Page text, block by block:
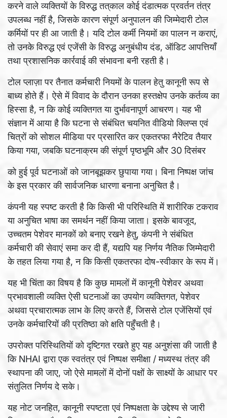
करने वाले व्यक्तियों के विरुद्ध तत्‌काल कोई दंडात्मक प्रवर्तन तंत्र
उपलब्ध नहीं है, जिसके कारण संपूर्ण अनुपालन की जिम्मेदारी टोल
कर्मियों पर ही आ जाती है। यदि टोल कर्मी नियमों का पालन न कराएं,
तो उनके विरुद्ध एवं एजेंसी के विरुद्ध अनुबंधीय दंड, ऑडिट आपत्तियाँ
तथा प्रशासनिक कार्रवाई की संभावना बनी रहती है।
टोल प्लाज़ा पर तैनात कर्मचारी नियमों के पालन हेतु कानूनी रूप से
बाध्य होते हैं। ऐसे में विवाद के दौरान उनका हस्तक्षेप उनके कर्तव्य का
हिस्सा है, न कि कोई व्यक्तिगत या दुर्भावनापूर्ण आचरण। यह भी
संज्ञान में आया है कि घटना से संबंधित चयनित वीडियो क्लिप्स एवं
चित्रों को सोशल मीडिया पर प्रसारित कर एकतरफा नैरेटिव तैयार
किया गया, जबकि घटनाक्रम की संपूर्ण पृष्ठभूमि और 30 दिसंबर
को हुई पूर्व घटनाओं को जानबूझकर छुपाया गया। बिना निष्पक्ष जांच
के इस प्रकार की सार्वजनिक धारणा बनाना अनुचित है।
कंपनी यह स्पष्ट करती है कि किसी भी परिस्थिति में शारीरिक टकराव
या अनुचित भाषा का समर्थन नहीं किया जाता। इसके बावजूद,
उच्चतम पेशेवर मानकों को बनाए रखने हेतु, कंपनी ने संबंधित
कर्मचारी की सेवाएं समा‌ कर दी हैं, यद्यपि यह निर्णय नैतिक जिम्मेदारी
के तहत लिया गया है, न कि किसी एकतरफा दोष-स्वीकार के रूप में।
यह भी चिंता का विषय है कि कुछ मामलों में कानूनी पेशेवर अथवा
प्रभावशाली व्यक्ति ऐसी घटनाओं का उपयोग व्यक्तिगत, पेशेवर
अथवा प्रचारात्मक लाभ के लिए करते हैं, जिससे टोल एजेंसियों एवं
उनके कर्मचारियों की प्रतिष्ठा को क्षति पहुँचती है।
उपरोक्त परिस्थितियों को दृ‌ष्टिगत रखते हुए यह अनुशंसा की जाती है
कि NHAI द्वारा एक स्वतंत्र एवं निष्पक्ष समीक्षा / मध्यस्थ तंत्र की
स्थापना की जाए, जो ऐसे मामलों में दोनों पक्षों के साक्ष्यों के आधार पर
संतुलित निर्णय दे सके।
यह नोट जनहित, कानूनी स्पष्टता एवं निष्पक्षता के उद्देश्य से जारी